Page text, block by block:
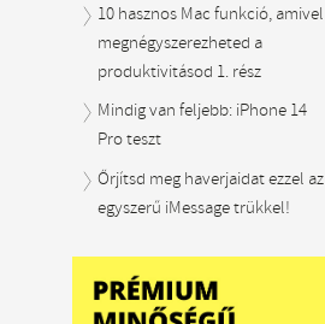
10 hasznos Mac funkció, amivel
megnégyszerezheted a
produktivitásod 1. rész
Mindig van feljebb: iPhone 14
Pro teszt
Őrjítsd meg haverjaidat ezzel az
egyszerű iMessage trükkel!